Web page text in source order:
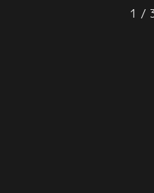
ップを争う由希と夾の独壇場に。一
方、透は土手で横になっていた白髪
1